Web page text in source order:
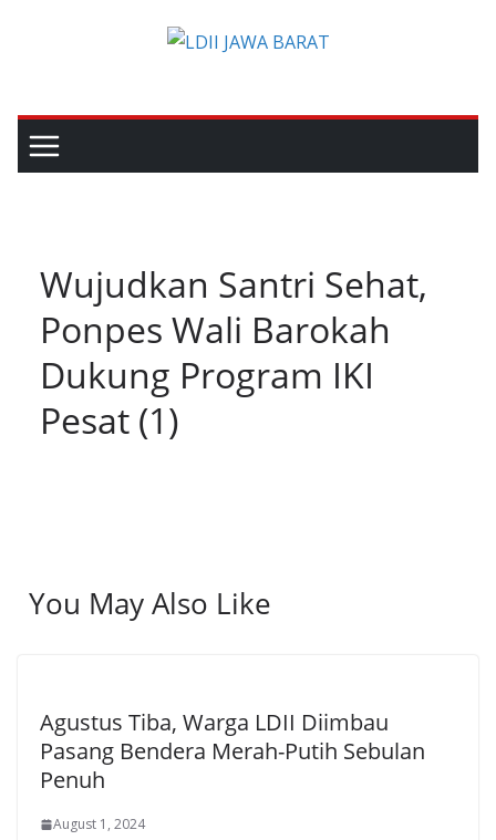
Wujudkan Santri Sehat,
Ponpes Wali Barokah
Dukung Program IKI
Pesat (1)
You May Also Like
Agustus Tiba, Warga LDII Diimbau
Pasang Bendera Merah-Putih Sebulan
Penuh
August 1, 2024